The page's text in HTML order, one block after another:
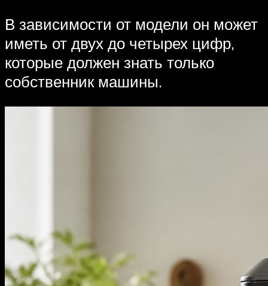
В зависимости от модели он может
иметь от двух до четырех цифр,
которые должен знать только
собственник машины.